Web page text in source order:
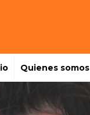
Quienes somos